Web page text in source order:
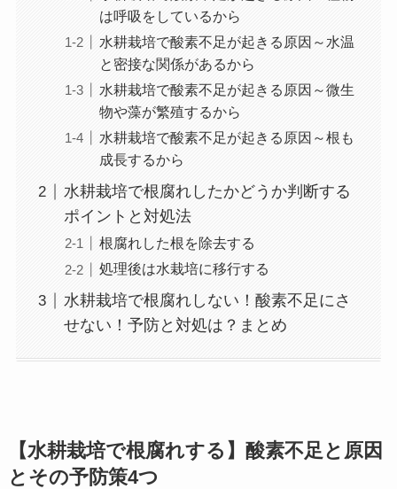
は呼吸をしているから
水耕栽培で酸素不足が起きる原因～水温
と密接な関係があるから
水耕栽培で酸素不足が起きる原因～微生
物や藻が繁殖するから
水耕栽培で酸素不足が起きる原因～根も
成長するから
水耕栽培で根腐れしたかどうか判断する
ポイントと対処法
根腐れした根を除去する
処理後は水栽培に移行する
水耕栽培で根腐れしない！酸素不足にさ
せない！予防と対処は？まとめ
【水耕栽培で根腐れする】酸素不足と原因
とその予防策4つ